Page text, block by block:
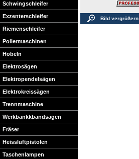
Schwingschleifer
Exzenterschleifer
Riemenschleifer
Poliermaschinen
Hobeln
Elektrosägen
Elektropendelsägen
Elektrokreissägen
Trennmaschine
Werkbankkbandsägen
Fräser
Heissluftpistolen
Taschenlampen
Bild vergrößern